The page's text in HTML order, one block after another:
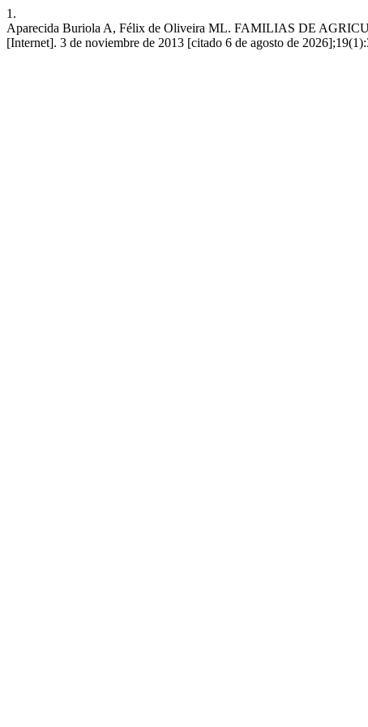
1.
Aparecida Buriola A, Félix de Oliveira ML. FAMILIAS DE
[Internet]. 3 de noviembre de 2013 [citado 6 de agosto de